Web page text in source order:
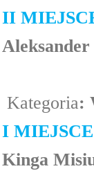
II
Kategoria:
I
Kinga